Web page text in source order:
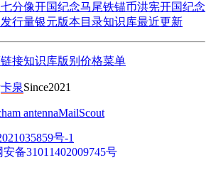
七分像开国纪念马尾铁锚币洪宪开国纪念
行量银元版本目录知识库最近更新
链接知识库版别 价格菜单
卡泉Since2021
ham antennaMailScout
号-1
备31011402009745号